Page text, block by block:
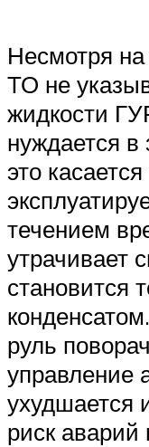
Несмотря на
ТО не
жидкости
нуждается в
это
течением
утрачивает
становится
руль
управление
ухудшается
риск аварий